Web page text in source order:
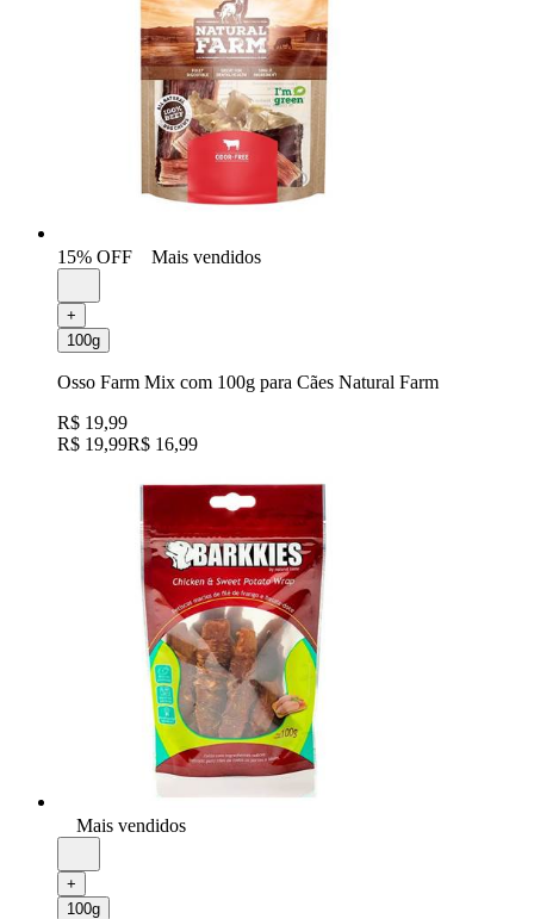
15% OFF Mais vendidos
+
100g
Osso Farm Mix com 100g para Cães Natural Farm
R$ 19,99
R$ 19,99R$ 16,99
Mais vendidos
+
100g